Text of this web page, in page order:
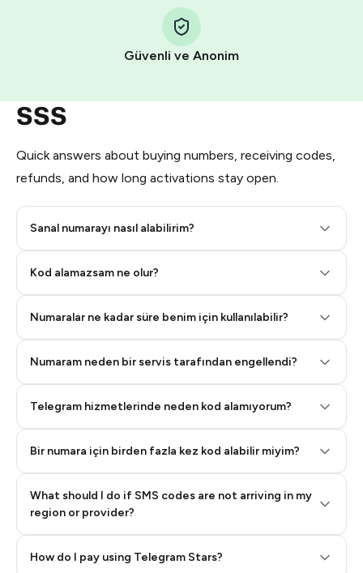
Güvenli ve Anonim
SSS
Quick answers about buying numbers, receiving codes,
refunds, and how long activations stay open.
Sanal numarayı nasıl alabilirim?
Kod alamazsam ne olur?
Numaralar ne kadar süre benim için kullanılabilir?
Numaram neden bir servis tarafından engellendi?
Telegram hizmetlerinde neden kod alamıyorum?
Bir numara için birden fazla kez kod alabilir miyim?
What should I do if SMS codes are not arriving in my
region or provider?
How do I pay using Telegram Stars?
Pay with Telegram Stars
Step 2: Buy Stars in Telegram